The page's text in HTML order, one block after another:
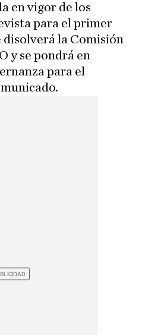
en vigor de los
para el primer
la Comisión
y se pondrá en
para el